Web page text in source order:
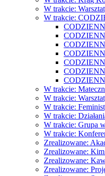
W trakcie:
W trakcie:
W trakcie:
W trakcie:
W trakcie:
W trakcie:
W trakcie: Grupa
W trakcie:
Zrealizowane:
Zrealizowane:
Zrealizowane:
Zrealizowane: